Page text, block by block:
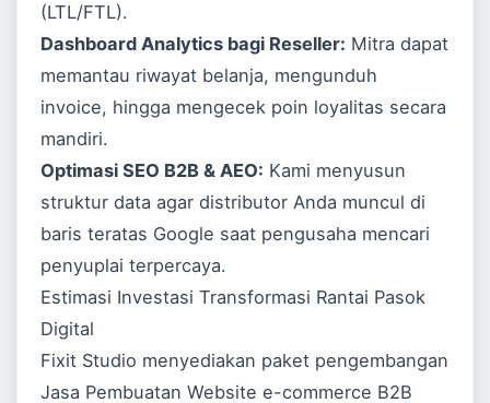
(LTL/FTL).
Dashboard Analytics bagi Reseller: Mitra dapat
memantau riwayat belanja, mengunduh
invoice, hingga mengecek poin loyalitas secara
mandiri.
Optimasi SEO B2B & AEO: Kami menyusun
struktur data agar distributor Anda muncul di
baris teratas Google saat pengusaha mencari
penyuplai terpercaya.
Estimasi Investasi Transformasi Rantai Pasok
Digital
Fixit Studio menyediakan paket pengembangan
Jasa Pembuatan Website e-commerce B2B